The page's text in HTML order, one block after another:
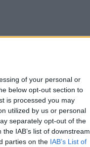
of your personal or
below opt-out section to
is processed you may
utilized by us or personal
separately opt-out of the
IAB’s list of downstream
parties on the IAB’s List of